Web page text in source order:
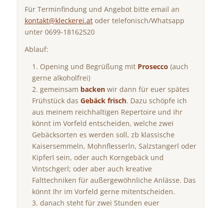
Für Terminfindung und Angebot bitte email an
kontakt@kleckerei.atoder telefonisch/Whatsapp
unter 0699-18162520
Ablauf:
Opening und Begrüßung mit Prosecco (auch
gerne alkoholfrei)
gemeinsam backenwir dann für euer spätes
Frühstück das Gebäck frisch. Dazu schöpfe ich
aus meinem reichhaltigen Repertoire und ihr
könnt im Vorfeld entscheiden, welche zwei
Gebäcksorten es werden soll, zb klassische
Kaisersemmeln, Mohnflesserln, Salzstangerl oder
Kipferl sein, oder auch Korngebäck und
Vintschgerl; oder aber auch kreative
Falttechniken für außergewöhnliche Anlässe. Das
könnt Ihr im Vorfeld gerne mitentscheiden.
danach steht für zwei Stunden euer